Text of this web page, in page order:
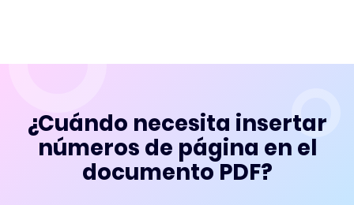
¿Cuándo necesita insertar
números de página en el
documento PDF?